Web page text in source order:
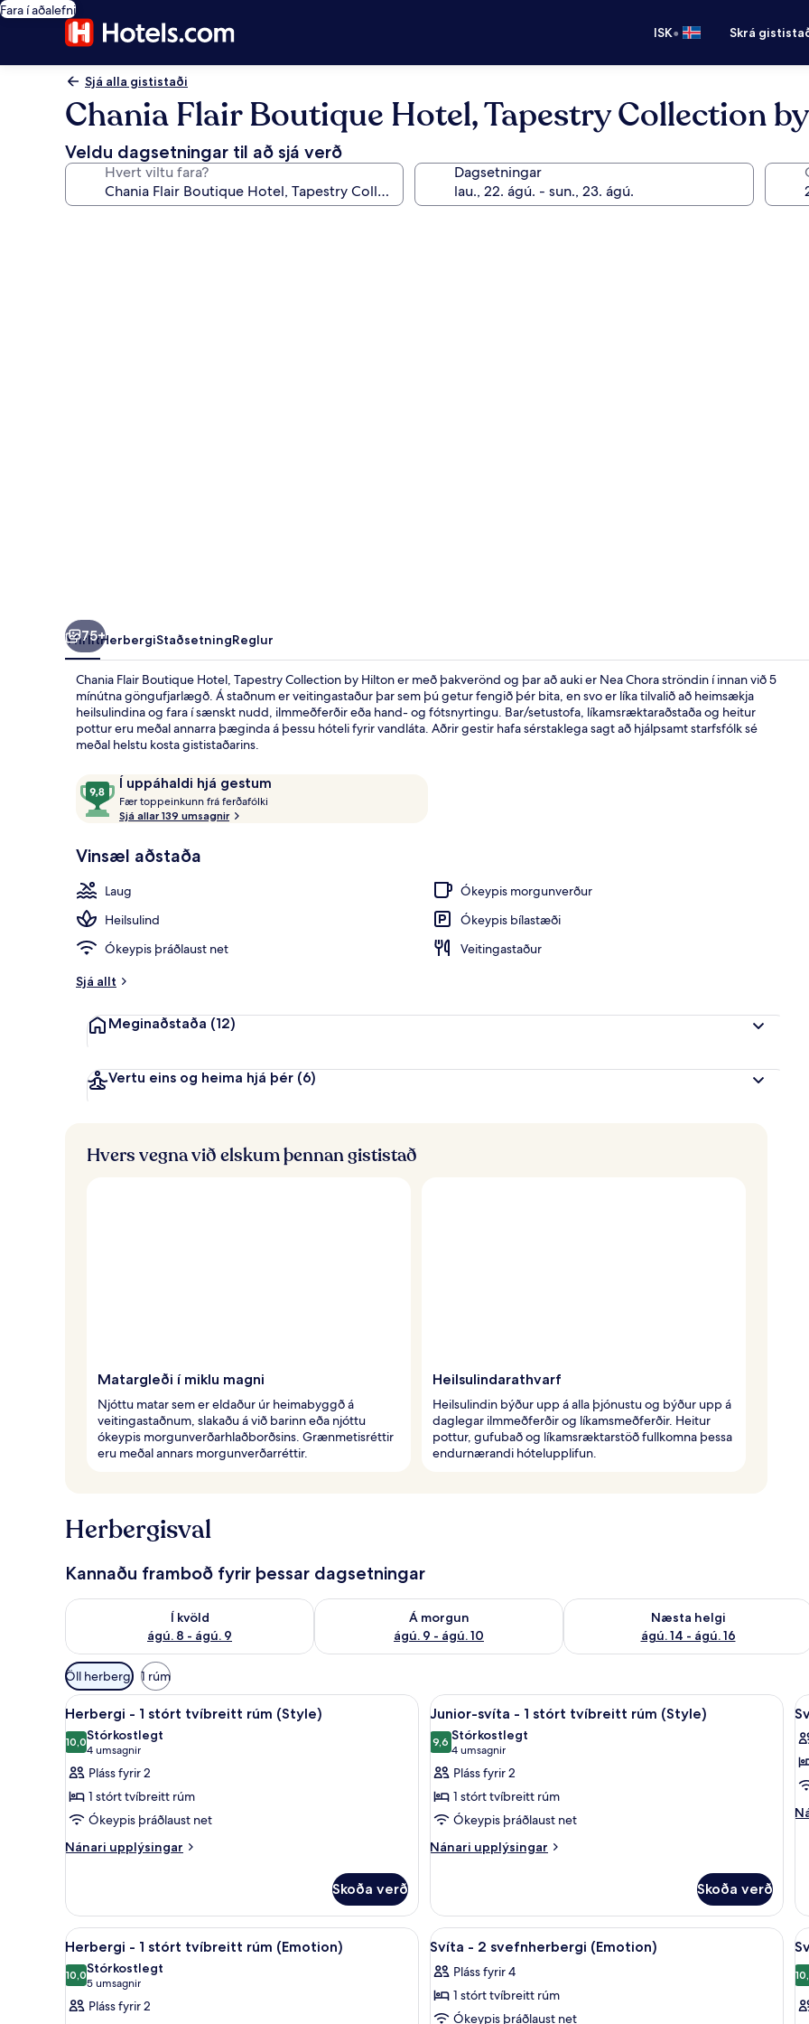
Fara í aðalefni
ISK• Skrá
Sjá alla gististaði
Chania Flair Boutique Hotel, Tapestry Collection
Veldu dagsetningar til að sjá verð
Hvert viltu fara? Dagsetningar
75+
YfirlitHerbergiStaðsetningReglur
Chania Flair Boutique Hotel, Tapestry Collection by Hilton er með þakverönd og þar að auki er Nea Chora ströndin í innan við 5
mínútna göngufjarlægð. Á staðnum er veitingastaður þar sem þú getur fengið þér bita, en svo er líka tilvalið að heimsækja
heilsulindina og fara í sænskt nudd, ilmmeðferðir eða hand- og fótsnyrtingu. Bar/setustofa, líkamsræktaraðstaða og heitur
pottur eru meðal annarra þæginda á þessu hóteli fyrir vandláta. Aðrir gestir hafa sérstaklega sagt að hjálpsamt starfsfólk sé
meðal helstu kosta gististaðarins.
UmsagnirÍ uppáhaldi hjá gestum
9,8
af
10,
uppáhaldi
gestum
Fær toppeinkunn frá ferðafólki
n
r
r
Sjá allar 139 umsagnir
Vinsæl aðstaða
Laug
Ókeypis morgunverður
Heilsulind
Ókeypis bílastæði
Ókeypis þráðlaust net
Veitingastaður
Sjá allt
Meginaðstaða (12)
Vertu eins og heima hjá þér (6)
Hvers vegna við elskum þennan gististað
Matargleði í miklu magni
Njóttu matar sem er eldaður úr heimabyggð á
veitingastaðnum, slakaðu á við barinn eða njóttu
ókeypis morgunverðarhlaðborðsins. Grænmetisréttir
eru meðal annars morgunverðarréttir.
Heilsulindarathvarf
Heilsulindin býður upp á alla þjónustu og býður upp á
daglegar ilmmeðferðir og líkamsmeðferðir. Heitur
pottur, gufubað og líkamsræktarstöð fullkomna þessa
endurnærandi hótelupplifun.
Herbergisval
Kannaðu framboð fyrir þessar dagsetningar
Í kvöld
ágú. 8 - ágú. 9
Athuga framboð í kvöld ágú. 8 - ágú. 9
Á morgun
ágú. 9 - ágú. 10
Athuga framboð á morgun ágú. 9 - ágú. 10
Næsta helgi
ágú. 14 - ágú. 16
Athuga framboð næstu helgi ágú. 14 -
Síur
í
boði
fyrir
herbergi
Öll herbergi 1 rúm
Skoða
allar
myndir
fyrir
Herbergi
-
stórt
(Style)
6
Herbergi - 1 stórt tvíbreitt rúm (Style)
10,010,0 af 10
Stórkostlegt
4 umsagnir
(4
umsagnir)
Pláss fyrir 2
1 stórt tvíbreitt rúm
Ókeypis þráðlaust net
Nánari upplýsingar
Nánari
-
stórt
tvíbreitt
rúm
(Style)
Skoða verð
Skoða
allar
myndir
fyrir
Junior-
svíta
1
rúm
(Style)
Rúmföt úr egypskri bómull, rúmföt af
8
Junior-svíta - 1 stórt tvíbreitt rúm (Style)
9,69,6 af 10
Stórkostlegt
4 umsagnir
(4
umsagnir)
Pláss fyrir 2
1 stórt tvíbreitt rúm
Ókeypis þráðlaust net
Nánari upplýsingar
Nánari
svíta
1
tvíbreitt
rúm
(Style)
Skoða verð
-
Skoða
allar
myndir
fyrir
Herbergi
Herbergi - 1 stórt tvíbreitt rúm (Emotion) | Útsýni úr herberginu
9
Herbergi - 1 stórt tvíbreitt rúm (Emotion)
10,010,0 af 10
Stórkostlegt
5 umsagnir
(5
umsagnir)
Pláss fyrir 2
Skoða
allar
myndir
fyrir
Svíta
Rúmföt úr egypskri bómull, rúmföt af
5
Svíta - 2 svefnherbergi (Emotion)
Pláss fyrir 4
1 stórt tvíbreitt rúm
Ókeypis þráðlaust net